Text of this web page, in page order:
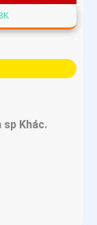
️
sp Khác.